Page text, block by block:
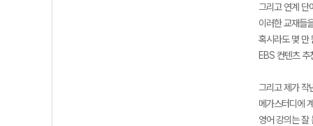
그리고 연계 단
이러한 교재들
혹시라도 몇 만
EBS 컨텐츠 추
그리고 제가 작
메가스터디에
영어 강의는 잘